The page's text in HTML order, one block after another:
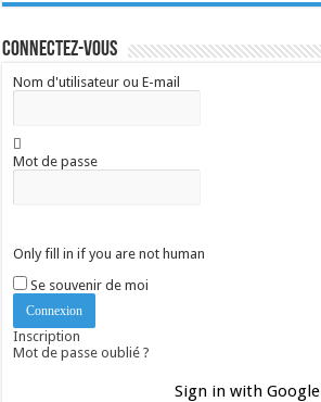
Connectez-vous
Nom d'utilisateur ou E-mail
Mot de passe
Only fill in if you are not human
Se souvenir de moi
Inscription
Mot de passe oublié ?
Sign in with Google